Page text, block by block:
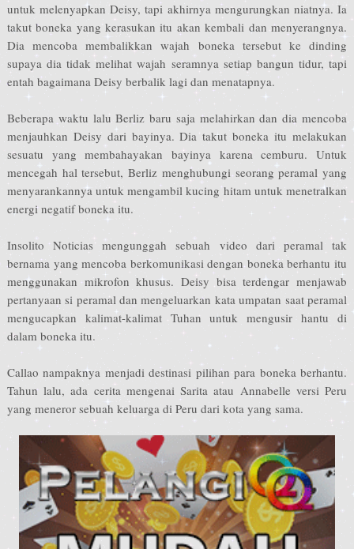
untuk melenyapkan Deisy, tapi akhirnya mengurungkan niatnya. Ia
takut boneka yang kerasukan itu akan kembali dan menyerangnya.
Dia mencoba membalikkan wajah boneka tersebut ke dinding
supaya dia tidak melihat wajah seramnya setiap bangun tidur, tapi
entah bagaimana Deisy berbalik lagi dan menatapnya.
Beberapa waktu lalu Berliz baru saja melahirkan dan dia mencoba
menjauhkan Deisy dari bayinya. Dia takut boneka itu melakukan
sesuatu yang membahayakan bayinya karena cemburu. Untuk
mencegah hal tersebut, Berliz menghubungi seorang peramal yang
menyarankannya untuk mengambil kucing hitam untuk menetralkan
energi negatif boneka itu.
Insolito Noticias mengunggah sebuah video dari peramal tak
bernama yang mencoba berkomunikasi dengan boneka berhantu itu
menggunakan mikrofon khusus. Deisy bisa terdengar menjawab
pertanyaan si peramal dan mengeluarkan kata umpatan saat peramal
mengucapkan kalimat-kalimat Tuhan untuk mengusir hantu di
dalam boneka itu.
Callao nampaknya menjadi destinasi pilihan para boneka berhantu.
Tahun lalu, ada cerita mengenai Sarita atau Annabelle versi Peru
yang meneror sebuah keluarga di Peru dari kota yang sama.